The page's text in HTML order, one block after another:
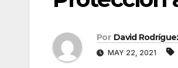
Por David
MAY 22, 2021